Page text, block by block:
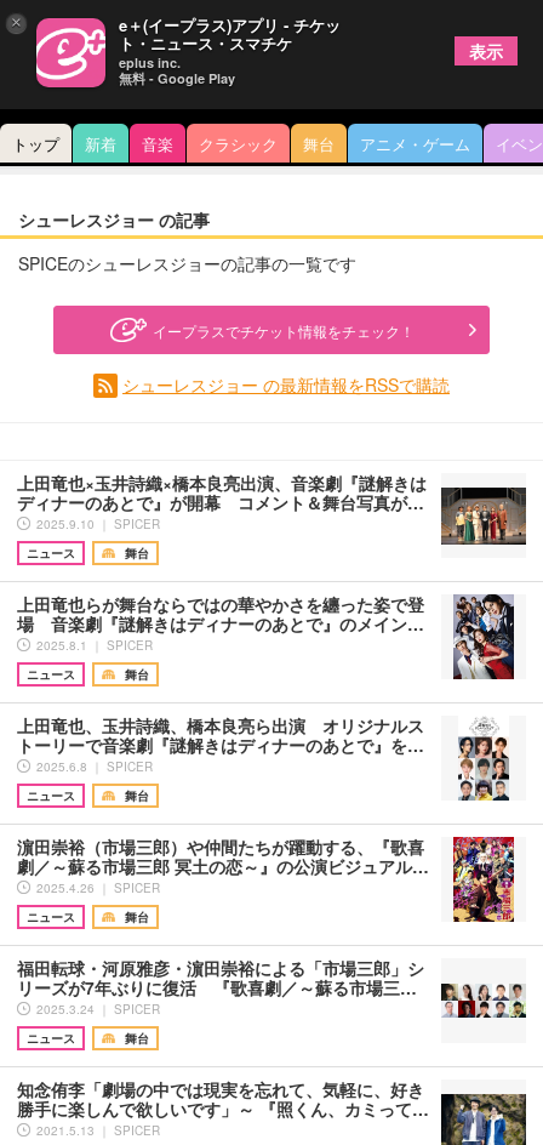
トップ 新着 音楽 クラシック 舞台 アニメ・ゲーム イベ
シューレスジョー の記事
SPICEのシューレスジョーの記事の一覧です
イープラスでチケット情報をチェック！
シューレスジョー の最新情報をRSSで購読
上田竜也×玉井詩織×橋本良亮出演、音楽劇『謎解きは
ディナーのあとで』が開幕 コメント＆舞台写真が…
2025.9.10 ｜ SPICER
ニュース
舞台
上田竜也らが舞台ならではの華やかさを纏った姿で登
場 音楽劇『謎解きはディナーのあとで』のメイン…
2025.8.1 ｜ SPICER
ニュース
舞台
上田竜也、玉井詩織、橋本良亮ら出演 オリジナルス
トーリーで音楽劇『謎解きはディナーのあとで』を…
2025.6.8 ｜ SPICER
ニュース
舞台
濵田崇裕（市場三郎）や仲間たちが躍動する、『歌喜
劇／～蘇る市場三郎 冥土の恋～』の公演ビジュアル…
2025.4.26 ｜ SPICER
ニュース
舞台
福田転球・河原雅彦・濵田崇裕による「市場三郎」シ
リーズが7年ぶりに復活 『歌喜劇／～蘇る市場三…
2025.3.24 ｜ SPICER
ニュース
舞台
知念侑李「劇場の中では現実を忘れて、気軽に、好き
勝手に楽しんで欲しいです」～ 『照くん、カミって…
2021.5.13 ｜ SPICER
× e＋(イープラス)アプリ - チケッ
ト・ニュース・スマチケ
eplus inc.
無料 - Google Play
表示